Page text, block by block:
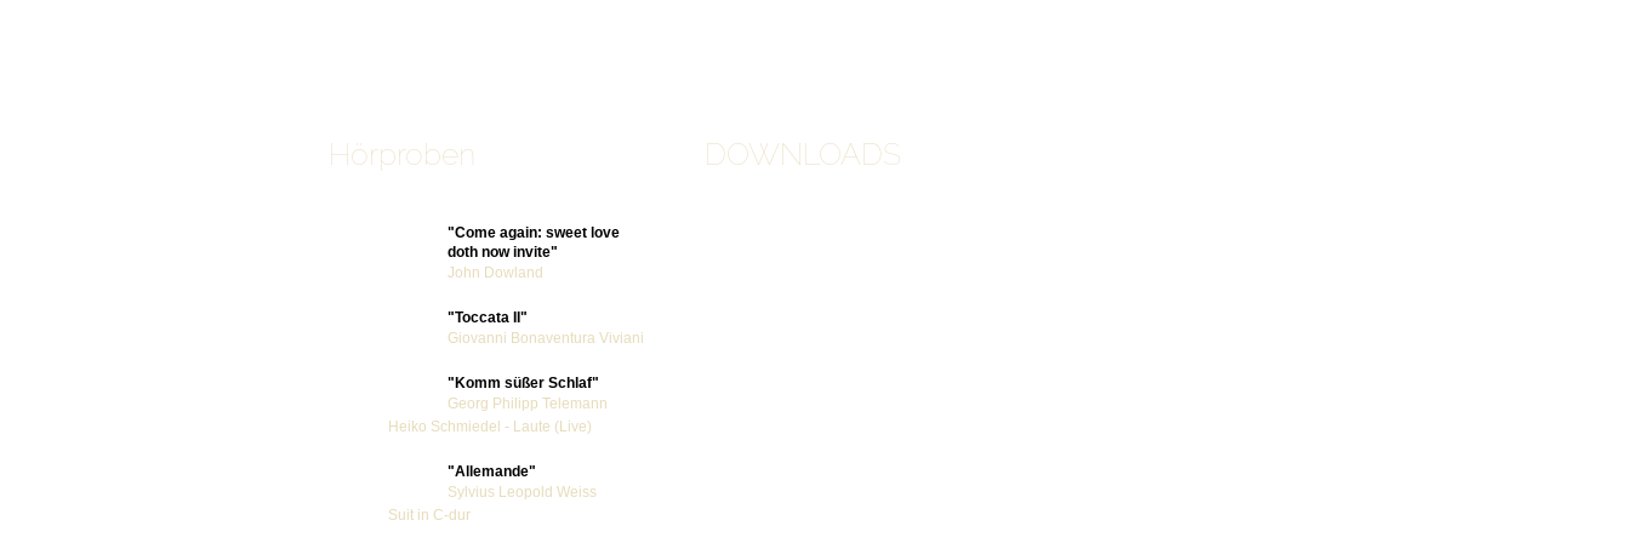
Hörproben DOWNLOADS
"Come again: sweet love
doth now invite"
John Dowland
"Toccata II"
Giovanni Bonaventura Viviani
"Komm süßer Schlaf"
Georg Philipp Telemann
Heiko Schmiedel - Laute (Live)
"Allemande"
Sylvius Leopold Weiss
Suit in C-dur